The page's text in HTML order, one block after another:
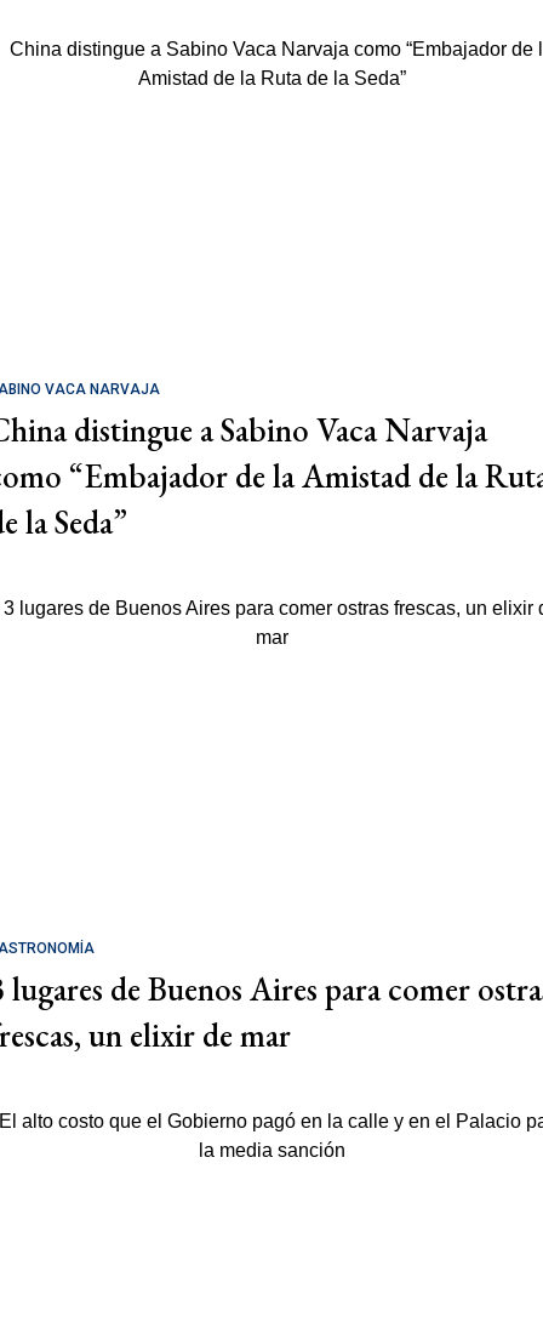
VACA NARVAJA
distingue a Sabino Vaca Narvaja
“Embajador de la Amistad de la
la Seda”
lugares de Buenos Aires para comer
un elixir de mar